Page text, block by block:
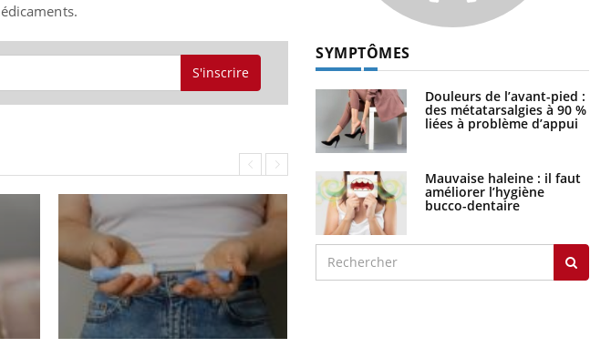
S'inscrire
SYMPTÔMES
Douleurs de l’avant-pied :
des métatarsalgies à 90 %
liées à problème d’appui
Mauvaise haleine : il faut
améliorer l’hygiène
bucco-dentaire